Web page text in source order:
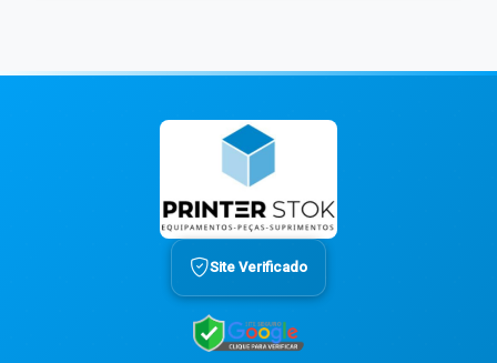
Site Verificado